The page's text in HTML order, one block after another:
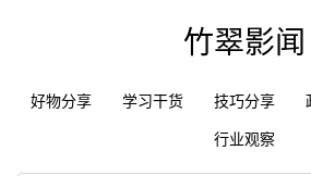
竹翠影闻
好物分享 学习干货 技巧分享
行业观察